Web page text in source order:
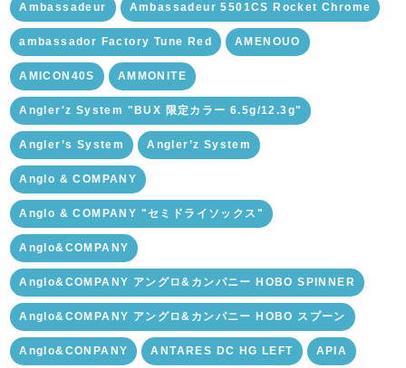
Ambassadeur Ambassadeur 5501CS Rocket Chrome
ambassador Factory Tune Red AMENOUO
AMICON40S AMMONITE
Angler'z System "BUX 限定カラー 6.5g/12.3g"
Angler’s System Angler’z System
Anglo & COMPANY
Anglo & COMPANY "セミドライソックス"
Anglo&COMPANY
Anglo&COMPANY アングロ&カンパニー HOBO SPINNER
Anglo&COMPANY アングロ&カンパニー HOBO スプーン
Anglo&CONPANY ANTARES DC HG LEFT APIA